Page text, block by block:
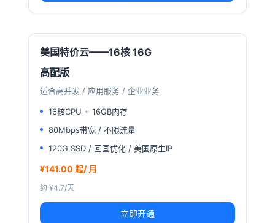
美国特价云——16核 16G
高配版
适合高并发 / 应用服务 / 企业业务
16核CPU + 16GB内存
80Mbps带宽 / 不限流量
120G SSD / 回国优化 / 美国原生IP
¥141.00 起/ 月
约 ¥4.7/天
立即开通